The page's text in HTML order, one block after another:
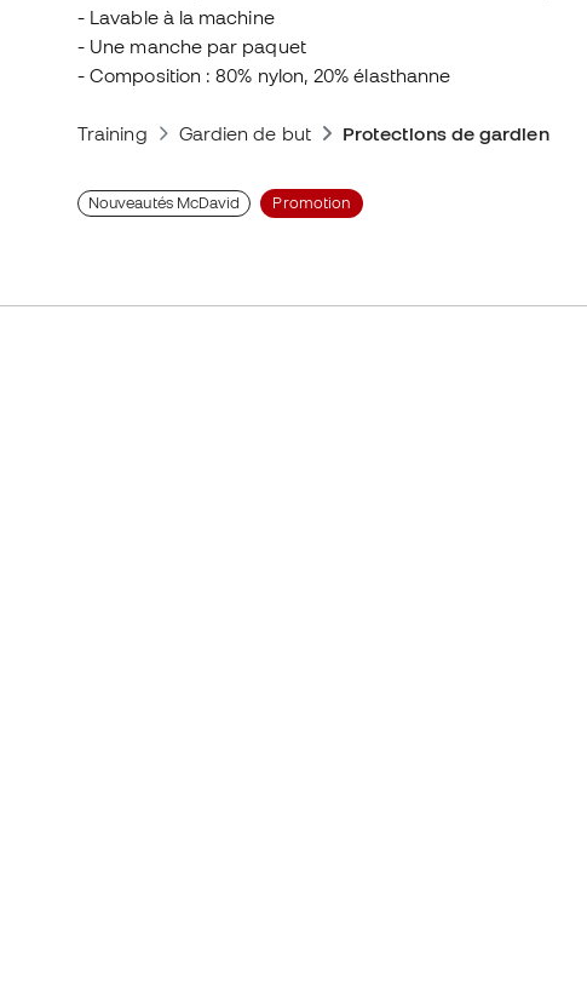
- Lavable à la machine
- Une manche par paquet
- Composition : 80% nylon, 20% élasthanne
Training Gardien de but Protections de gardien
Nouveautés McDavid Promotion